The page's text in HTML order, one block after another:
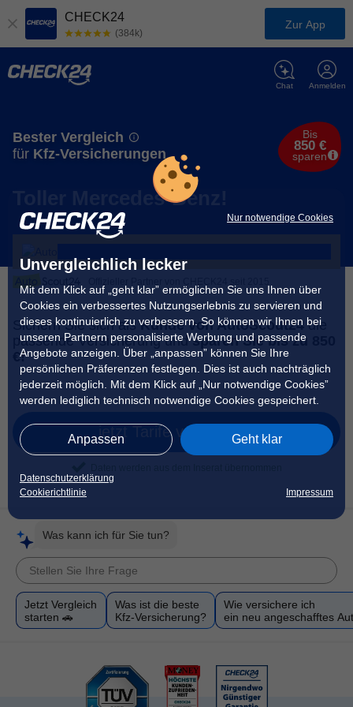
Nur notwendige Cookies
Unvergleichlich lecker
Mit dem Klick auf „geht klar” ermöglichen Sie uns Ihnen über
Cookies ein verbessertes Nutzungserlebnis zu servieren und
dieses kontinuierlich zu verbessern. So können wir Ihnen bei
unseren Partnern personalisierte Werbung und passende
Angebote anzeigen. Über „anpassen” können Sie Ihre
persönlichen Präferenzen festlegen. Dies ist auch nachträglich
jederzeit möglich. Mit dem Klick auf „Nur notwendige Cookies”
werden lediglich technisch notwendige Cookies gespeichert.
Anpassen Geht klar
Datenschutzerklärung
Cookierichtlinie
Impressum
CHECK24
(384k)
Zur App
Anmelden
Chat
Bester Vergleich
für Kfz-Versicherungen
Bis
850 €
sparen
Toller Mercedes-Benz!
Sichern Sie sich alsKunde von AutoScout24 die
passende Versicherung undsparen Sie bis zu 850
€!
jetzt Tarife vergleichen
Was kann ich für Sie tun?
Jetzt Vergleich
starten 🚗
Was ist die beste
Kfz-Versicherung?
Wie versichere ich
ein neu angeschafftes